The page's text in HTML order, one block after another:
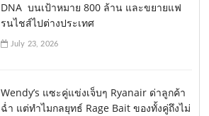
DNA บนเป้าหมาย 800 ล้าน และขยายแฟ
รนไชส์ไปต่างประเทศ
July 23, 2026
Wendy’s แซะคู่แข่งเจ็บๆ Ryanair ด่าลูกค้า
ฉ่ำ แต่ทำไมกลยุทธ์ Rage Bait ของทั้งคู่ถึงไม่